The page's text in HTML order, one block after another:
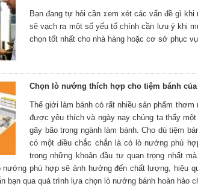
Bạn đang tự hỏi cần xem xét các vấn đề gì
sẽ vạch ra một số yếu tố chính cần lưu ý khi
chọn tốt nhất cho nhà hàng hoặc cơ sở phục vụ
Chọn lò nướng thích hợp cho tiệm bánh của
Thế giới làm bánh có rất nhiều sản phẩm
được yêu thích và ngày nay chúng ta thấy
gây bão trong ngành làm bánh. Cho dù tiệm
có một điều chắc chắn là có lò nướng phù
trong những khoản đầu tư quan trọng nhất
nướng phù hợp sẽ ảnh hưởng đến chất lượng, hiệu
bạn qua quá trình lựa chọn lò nướng bánh hoàn hảo